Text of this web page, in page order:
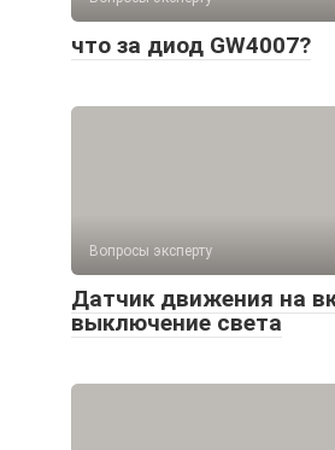
что за диод GW4007?
Вопросы эксперту
Датчик движения на
выключение света